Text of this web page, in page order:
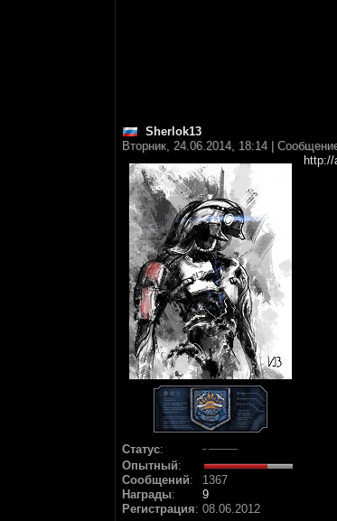
Sherlok13
Вторник, 24.06.2014, 18:14 |
Статус:
Опытный:
Сообщений:
1367
Награды:
9
Регистрация: 08.06.2012
http://